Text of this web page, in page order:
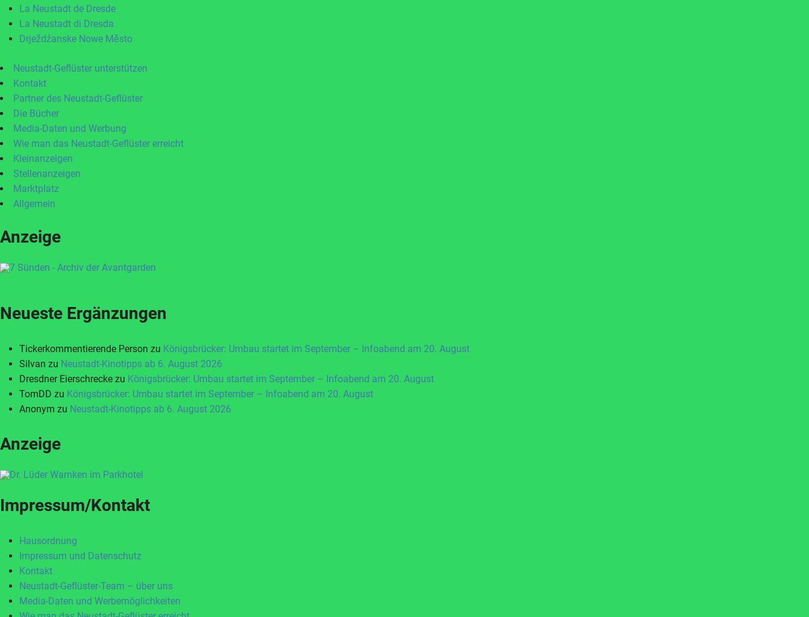
La Neustadt de Dresde
La Neustadt di Dresda
Drježdźanske Nowe Město
Neustadt-Geflüster unterstützen
Kontakt
Partner des Neustadt-Geflüster
Die Bücher
Media-Daten und Werbung
Wie man das Neustadt-Geflüster erreicht
Kleinanzeigen
Stellenanzeigen
Marktplatz
Allgemein
Anzeige
Neueste Ergänzungen
Tickerkommentierende Person zu Königsbrücker: Umbau startet im September – Infoabend am 20. August
Silvan zu Neustadt-Kinotipps ab 6. August 2026
Dresdner Eierschrecke zu Königsbrücker: Umbau startet im September – Infoabend am 20. August
TomDD zu Königsbrücker: Umbau startet im September – Infoabend am 20. August
Anonym zu Neustadt-Kinotipps ab 6. August 2026
Anzeige
Impressum/Kontakt
Hausordnung
Impressum und Datenschutz
Kontakt
Neustadt-Geflüster-Team – über uns
Media-Daten und Werbemöglichkeiten